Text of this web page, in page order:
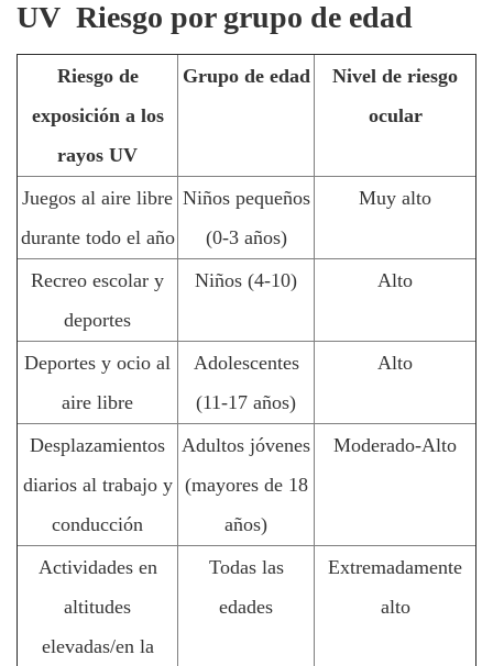
UV Riesgo por grupo de edad
Riesgo de
exposición a los
rayos UV
Grupo de edad
Nivel de riesgo
ocular
Juegos al aire libre
durante todo el año
Niños pequeños
(0-3 años)
Muy alto
Recreo escolar y
deportes
Niños (4-10) Alto
Deportes y ocio al
aire libre
Adolescentes
(11-17 años)
Alto
Desplazamientos
diarios al trabajo y
conducción
Adultos jóvenes
(mayores de 18
años)
Moderado-Alto
Actividades en
altitudes
elevadas/en la
Todas las
edades
Extremadamente
alto